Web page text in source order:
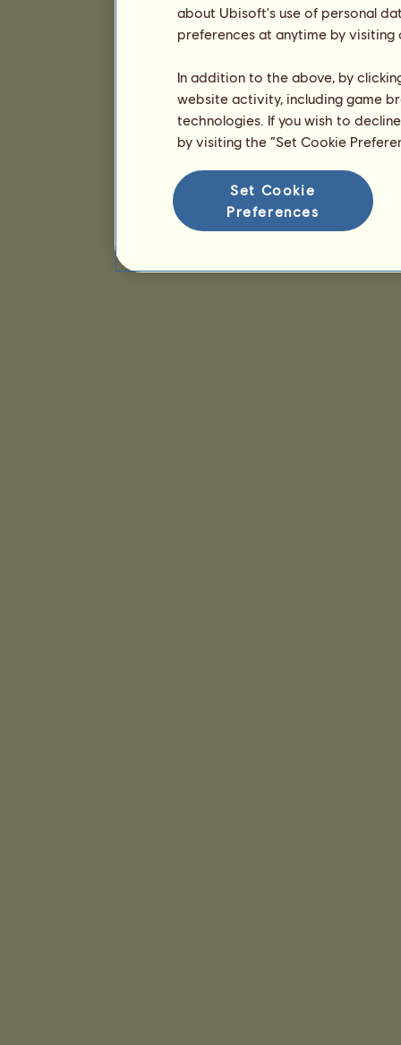
about Ubisoft's use of personal
preferences at anytime by
In addition to the above, by
website activity, including game
technologies. If you wish to
by visiting the “Set Cookie
Set Cookie
Preferences